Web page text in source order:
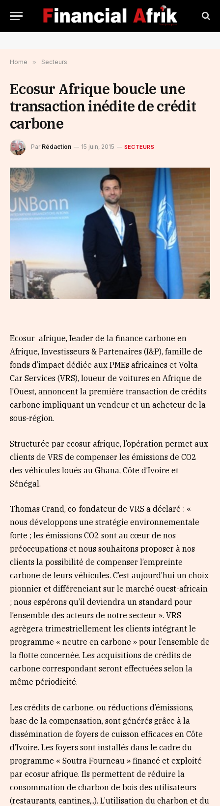
Home » Secteurs
Ecosur Afrique boucle une
transaction inédite de crédit
carbone
Par Rédaction 15 juin, 2015 SECTEURS
Ecosur afrique, Ieader de la finance carbone en
Afrique, Investisseurs & Partenaires (I&P), famille de
fonds d’impact dédiée aux PMEs africaines et Volta
Car Services (VRS), loueur de voitures en Afrique de
l’Ouest, annoncent la première transaction de crédits
carbone impliquant un vendeur et un acheteur de la
sous-région.
Structurée par ecosur afrique, l’opération permet aux
clients de VRS de compenser les émissions de CO2
des véhicules loués au Ghana, Côte d’Ivoire et
Sénégal.
Thomas Crand, co-fondateur de VRS a déclaré : «
nous développons une stratégie environnementale
forte ; les émissions CO2 sont au cœur de nos
préoccupations et nous souhaitons proposer à nos
clients la possibilité de compenser l’empreinte
carbone de leurs véhicules. C’est aujourd’hui un choix
pionnier et différenciant sur le marché ouest-africain
; nous espérons qu’il deviendra un standard pour
l’ensemble des acteurs de notre secteur ». VRS
agrègera trimestriellement les clients intégrant le
programme « neutre en carbone » pour l’ensemble de
la flotte concernée. Les acquisitions de crédits de
carbone correspondant seront effectuées selon la
même périodicité.
Les crédits de carbone, ou réductions d’émissions,
base de la compensation, sont générés grâce à la
dissémination de foyers de cuisson efficaces en Côte
d’Ivoire. Les foyers sont installés dans le cadre du
programme « Soutra Fourneau » financé et exploité
par ecosur afrique. Ils permettent de réduire la
consommation de charbon de bois des utilisateurs
(restaurants, cantines,..). L’utilisation du charbon et du